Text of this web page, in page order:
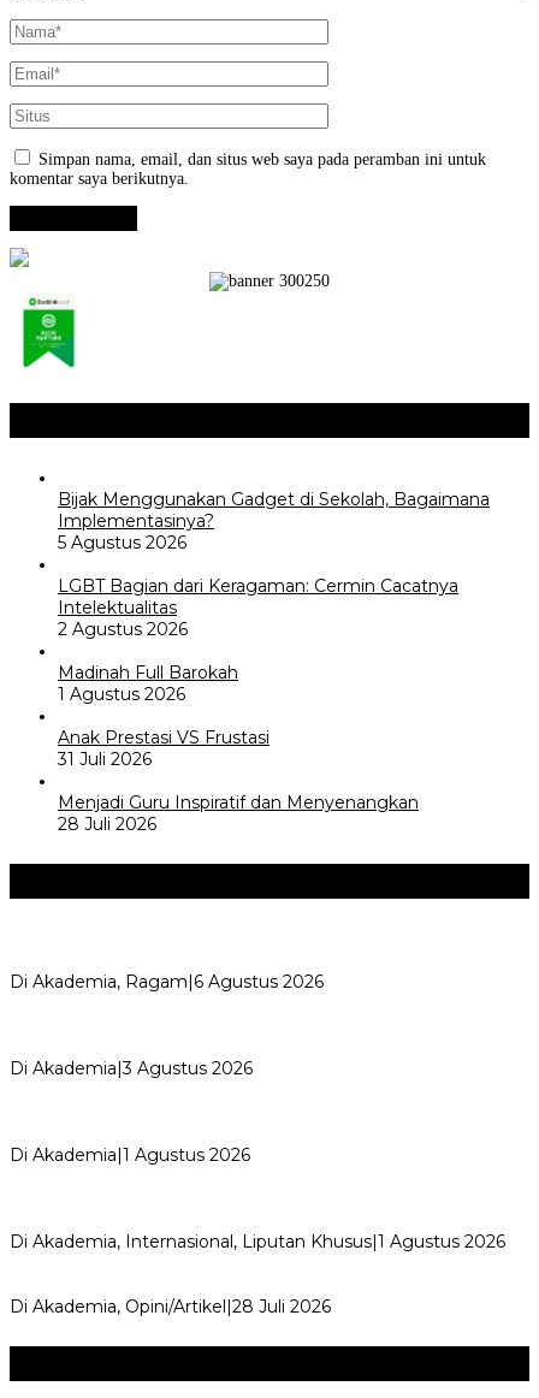
Simpan nama, email, dan situs web saya pada peramban ini untuk
komentar saya berikutnya.
Bijak Menggunakan Gadget di Sekolah, Bagaimana
Implementasinya?
5 Agustus 2026
LGBT Bagian dari Keragaman: Cermin Cacatnya
Intelektualitas
2 Agustus 2026
Madinah Full Barokah
1 Agustus 2026
Anak Prestasi VS Frustasi
31 Juli 2026
Menjadi Guru Inspiratif dan Menyenangkan
28 Juli 2026
Di Akademia, Ragam|6 Agustus 2026
Di Akademia|3 Agustus 2026
Di Akademia|1 Agustus 2026
Di Akademia, Internasional, Liputan Khusus|1 Agustus 2026
Di Akademia, Opini/Artikel|28 Juli 2026